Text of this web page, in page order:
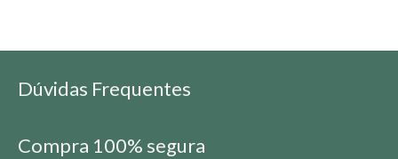
Dúvidas Frequentes
Compra 100% segura